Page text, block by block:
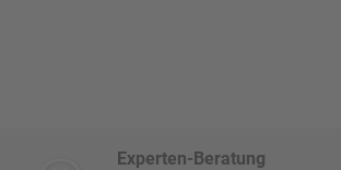
Experten-Beratung